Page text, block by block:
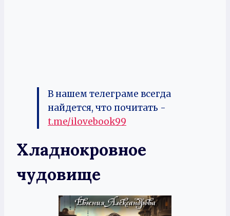
В нашем телеграме всегда
найдется, что почитать -
t.me/ilovebook99
Хладнокровное
чудовище